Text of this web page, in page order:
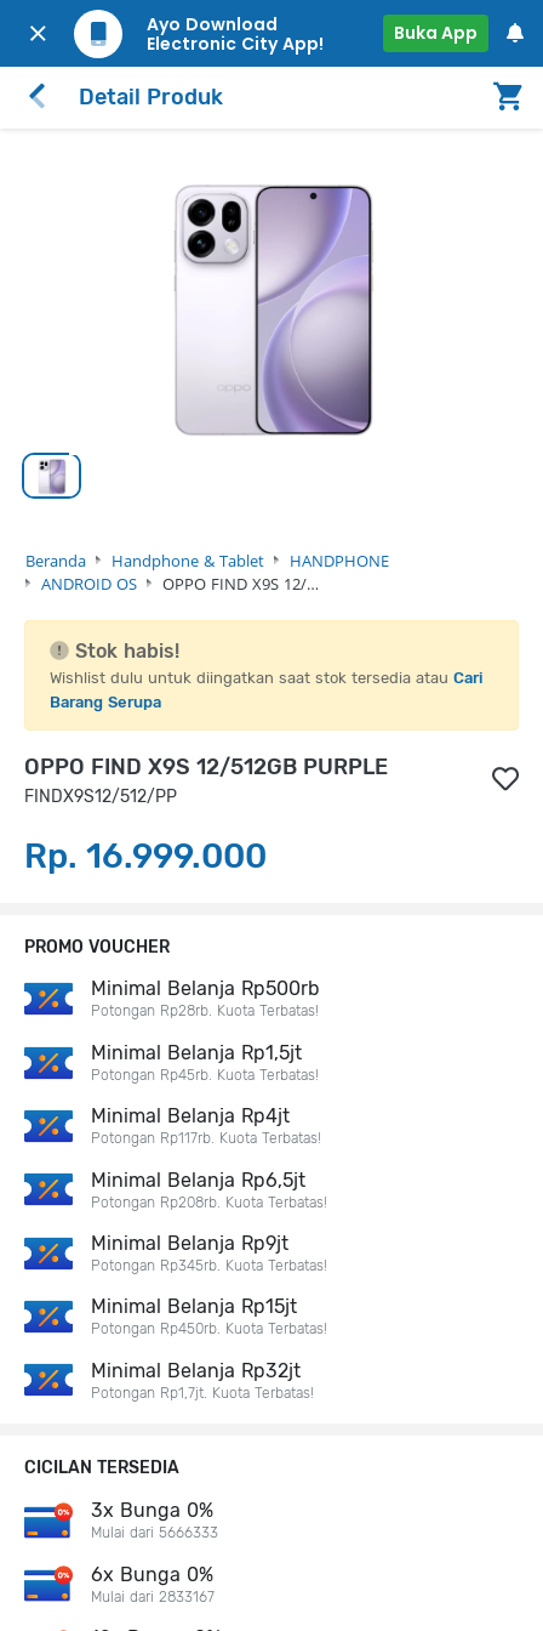
Ayo Download
Electronic City App!
Buka App
Detail Produk
Beranda Handphone & Tablet
HANDPHONE
ANDROID OS
OPPO FIND X9S 12/…
Stok habis!
Wishlist dulu untuk diingatkan saat stok tersedia atau Cari
Barang Serupa
OPPO FIND X9S 12/512GB PURPLE
FINDX9S12/512/PP
Rp. 16.999.000
PROMO VOUCHER
Minimal Belanja Rp500rb
Potongan Rp28rb. Kuota Terbatas!
Minimal Belanja Rp1,5jt
Potongan Rp45rb. Kuota Terbatas!
Minimal Belanja Rp4jt
Potongan Rp117rb. Kuota Terbatas!
Minimal Belanja Rp6,5jt
Potongan Rp208rb. Kuota Terbatas!
Minimal Belanja Rp9jt
Potongan Rp345rb. Kuota Terbatas!
Minimal Belanja Rp15jt
Potongan Rp450rb. Kuota Terbatas!
Minimal Belanja Rp32jt
Potongan Rp1,7jt. Kuota Terbatas!
CICILAN TERSEDIA
3x Bunga 0%
Mulai dari 5666333
6x Bunga 0%
Mulai dari 2833167